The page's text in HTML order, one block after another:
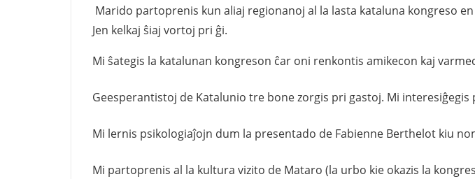
Marido partoprenis kun aliaj regionanoj al la lasta kataluna kongreso
Jen kelkaj ŝiaj vortoj pri ĝi.
Mi ŝategis la katalunan kongreson ĉar oni renkontis amikecon kaj
Geesperantistoj de Katalunio tre bone zorgis pri gastoj. Mi
Mi lernis psikologiaĵojn dum la presentado de Fabienne Berthelot kiu
Mi partoprenis al la kultura vizito de Mataro (la urbo kie okazis la